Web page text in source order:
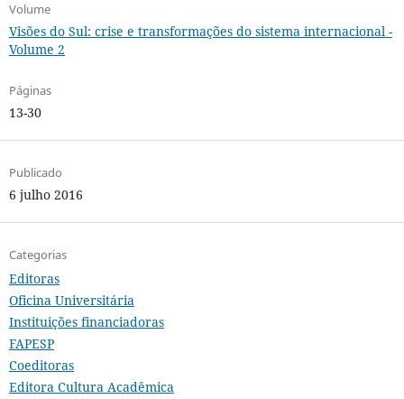
Volume
Visões do Sul: crise e transformações do sistema internacional -
Volume 2
Páginas
13-30
Publicado
6 julho 2016
Categorias
Editoras
Oficina Universitária
Instituições financiadoras
FAPESP
Coeditoras
Editora Cultura Acadêmica